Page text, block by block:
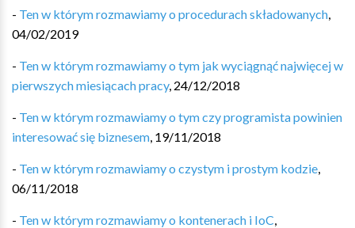
- Ten w którym rozmawiamy o procedurach składowanych,
04/02/2019
- Ten w którym rozmawiamy o tym jak wyciągnąć najwięcej w
pierwszych miesiącach pracy, 24/12/2018
- Ten w którym rozmawiamy o tym czy programista powinien
interesować się biznesem, 19/11/2018
- Ten w którym rozmawiamy o czystym i prostym kodzie,
06/11/2018
- Ten w którym rozmawiamy o kontenerach i IoC,